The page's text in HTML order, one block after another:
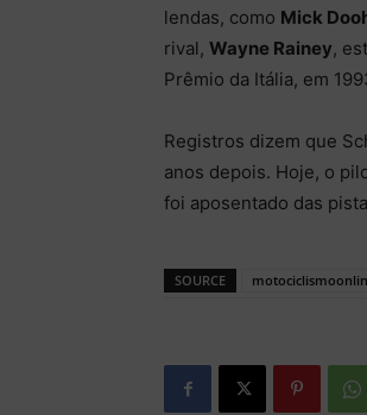
lendas, como Mick
rival, Wayne Rainey,
Prêmio da Itália, em
Registros dizem que
anos depois. Hoje, o
foi aposentado das
SOURCE